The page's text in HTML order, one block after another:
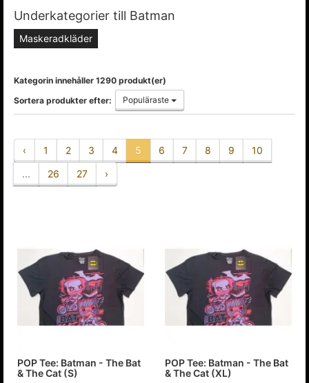
Underkategorier till Batman
Maskeradkläder
Kategorin innehåller 1290 produkt(er)
Sortera produkter efter:
Populäraste
‹ 1 2 3 4 5 6 7 8 9
10
...
26 27 ›
POP Tee: Batman - The Bat
& The Cat (S)
POP Tee: Batman - The Bat
& The Cat (XL)